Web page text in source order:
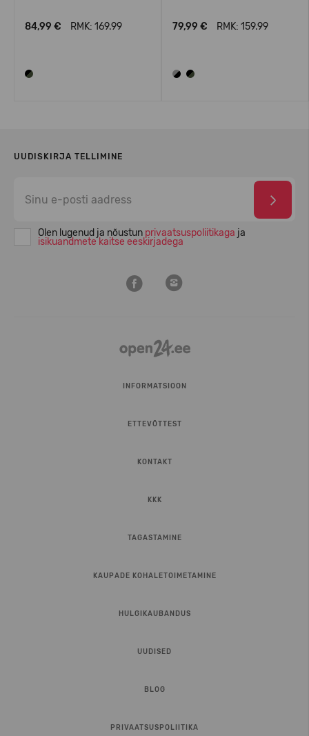
84,99 € RMK: 169.99 79,99 € RMK: 159.99
UUDISKIRJA TELLIMINE
Olen lugenud ja nõustun privaatsuspoliitikaga ja
isikuandmete kaitse eeskirjadega
INFORMATSIOON
ETTEVÕTTEST
KONTAKT
KKK
TAGASTAMINE
KAUPADE KOHALETOIMETAMINE
HULGIKAUBANDUS
UUDISED
BLOG
PRIVAATSUSPOLIITIKA